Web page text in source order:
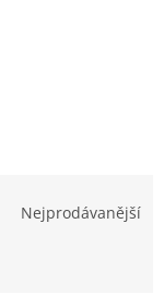
Nejprodávanější